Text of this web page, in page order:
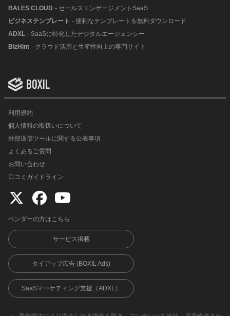
BALES CLOUD - セールスエンゲージメントSaaS
ビジネステンプレート - 便利なテンプレートを無料ダウンロード
ADXL - SaaSに特化したデジタルエージェンシー
BizHint - クラウド活用と生産性向上の専門サイト
利用規約
個人情報の取扱いについて
外部送信ツールに関する公表事項
よくあるご質問
お問い合わせ
口コミガイドライン
ベンダーの方はこちら
サービス掲載
タイアップ広告 (BOXIL Ads)
SaaSマーケティング支援（ADXL）